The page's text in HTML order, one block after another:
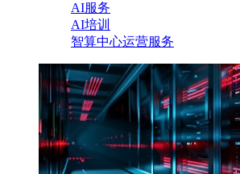
AI服务
AI培训
智算中心运营服务